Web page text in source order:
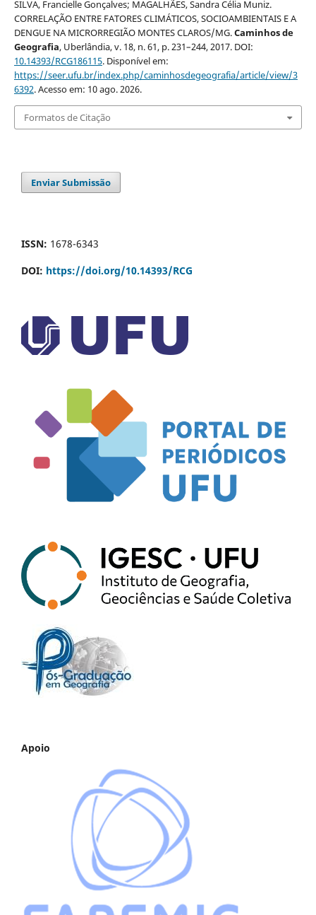
SILVA, Francielle Gonçalves; MAGALHÃES, Sandra Célia Muniz.
CORRELAÇÃO ENTRE FATORES CLIMÁTICOS, SOCIOAMBIENTAIS E A
DENGUE NA MICRORREGIÃO MONTES CLAROS/MG.Caminhos de
Geografia, Uberlândia, v. 18, n. 61, p. 231–244, 2017. DOI:
10.14393/RCG186115. Disponível em:
https://seer.ufu.br/index.php/caminhosdegeografia/article/view/3
6392. Acesso em: 10 ago. 2026.
Formatos de Citação
Enviar Submissão
ISSN: 1678-6343
DOI: https://doi.org/10.14393/RCG
Apoio